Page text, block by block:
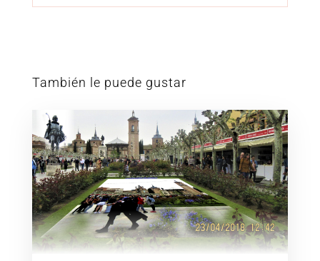
También le puede gustar